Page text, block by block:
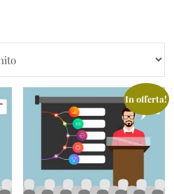
In offerta!